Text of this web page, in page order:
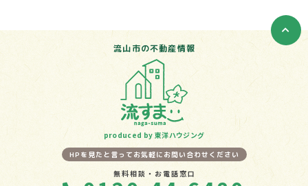
流山市の不動産情報
produced by 東洋ハウジング
HPを見たと言ってお気軽にお問い合わせください
無料相談・お電話窓口